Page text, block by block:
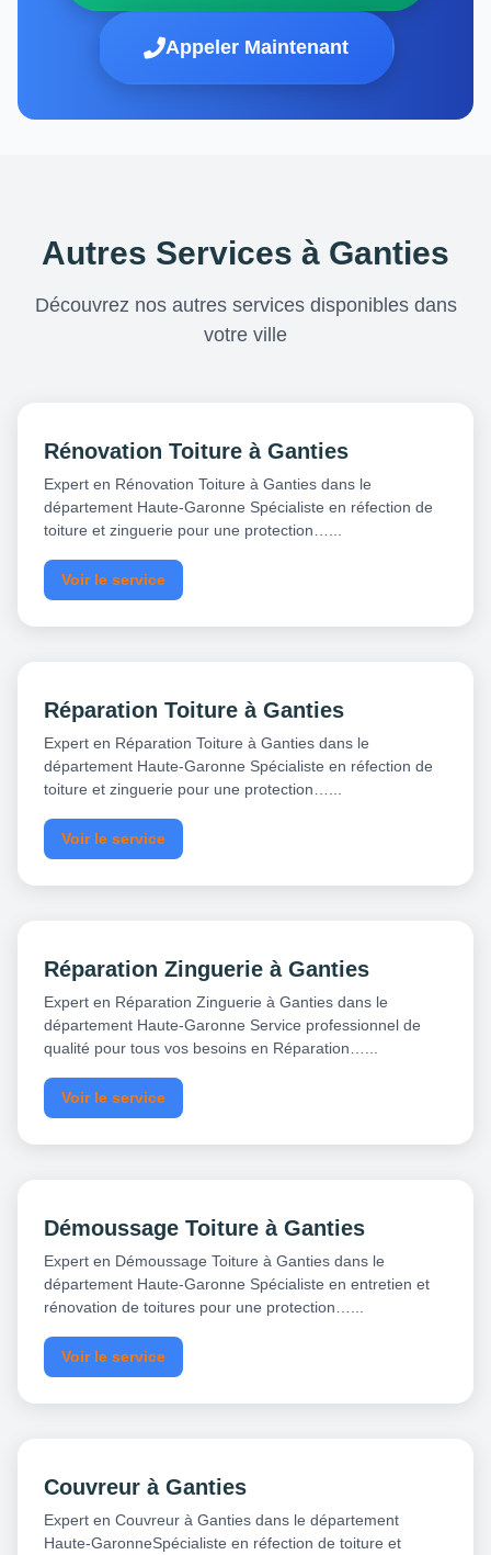
Appeler Maintenant
Autres Services à Ganties
Découvrez nos autres services disponibles dans
votre ville
Rénovation Toiture à Ganties
Expert en Rénovation Toiture à Ganties dans le
département Haute-Garonne Spécialiste en réfection de
toiture et zinguerie pour une protection…...
Voir le service
Réparation Toiture à Ganties
Expert en Réparation Toiture à Ganties dans le
département Haute-Garonne Spécialiste en réfection de
toiture et zinguerie pour une protection…...
Voir le service
Réparation Zinguerie à Ganties
Expert en Réparation Zinguerie à Ganties dans le
département Haute-Garonne Service professionnel de
qualité pour tous vos besoins en Réparation…...
Voir le service
Démoussage Toiture à Ganties
Expert en Démoussage Toiture à Ganties dans le
département Haute-Garonne Spécialiste en entretien et
rénovation de toitures pour une protection…...
Voir le service
Couvreur à Ganties
Expert en Couvreur à Ganties dans le département
Haute-GaronneSpécialiste en réfection de toiture et